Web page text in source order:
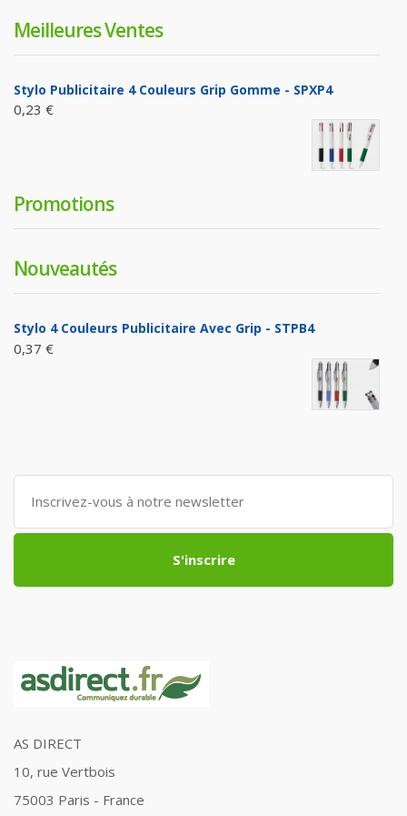
Meilleures Ventes
Stylo Publicitaire 4 Couleurs Grip Gomme - SPXP4
0,23 €
Promotions
Nouveautés
Stylo 4 Couleurs Publicitaire Avec Grip - STPB4
0,37 €
S'inscrire
AS DIRECT
10, rue Vertbois
75003 Paris - France